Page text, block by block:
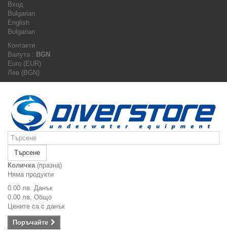
Вход
Bulgarian
English
Bulgarian
Контакти
Валута : BGN
Euro (EUR)
Лев (BGN)
Търсене
Количка (празна)
Няма продукти
0.00 лв. Данък
0.00 лв. Общо
Цените са с данък
Поръчайте